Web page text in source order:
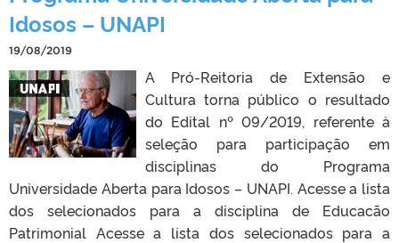
Idosos – UNAPI
19/08/2019
A Pró-Reitoria de Extensão e
Cultura torna público o resultado
do Edital nº 09/2019, referente à
seleção para participação em
disciplinas do Programa
Universidade Aberta para Idosos – UNAPI. Acesse a lista
dos selecionados para a disciplina de Educacão
Patrimonial Acesse a lista dos selecionados para a